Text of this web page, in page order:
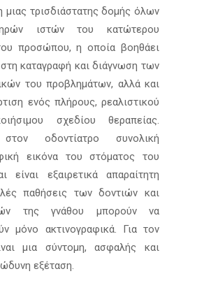
μιας τρισδιάστατης δομής όλων
ιστών του κατώτερου
προσώπου, η οποία βοηθάει
καταγραφή και διάγνωση των
του προβλημάτων, αλλά και
ενός πλήρους, ρεαλιστικού
σχεδίου θεραπείας.
οδοντίατρο συνολική
εικόνα του στόματος του
είναι εξαιρετικά απαραίτητη
παθήσεις των δοντιών και
της γνάθου μπορούν να
μόνο ακτινογραφικά. Για τον
μια σύντομη, ασφαλής και
εξέταση.